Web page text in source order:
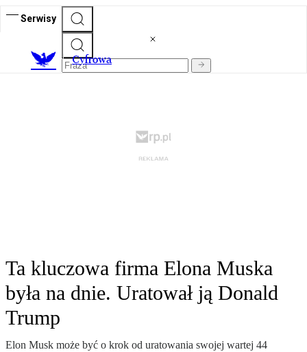
Serwisy
Cyfrowa
Ta kluczowa firma Elona Muska
była na dnie. Uratował ją Donald
Trump
Elon Musk może być o krok od uratowania swojej wartej 44